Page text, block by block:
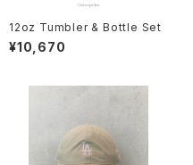
12oz Tumbler & Bottle Set
¥10,670